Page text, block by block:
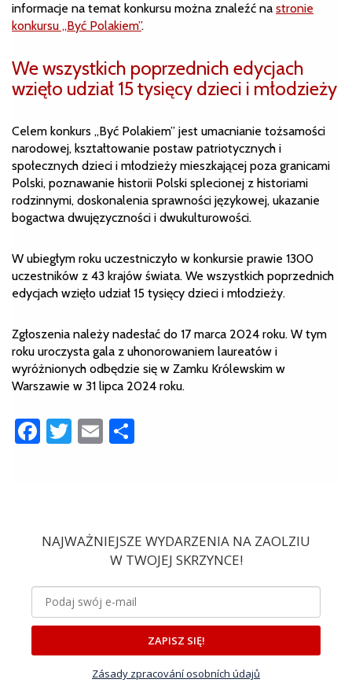
informacje na temat konkursu można znaleźć na stronie
konkursu „Być Polakiem”.
We wszystkich poprzednich edycjach
wzięło udział 15 tysięcy dzieci i młodzieży
Celem konkurs „Być Polakiem” jest umacnianie tożsamości
narodowej, kształtowanie postaw patriotycznych i
społecznych dzieci i młodzieży mieszkającej poza granicami
Polski, poznawanie historii Polski splecionej z historiami
rodzinnymi, doskonalenia sprawności językowej, ukazanie
bogactwa dwujęzyczności i dwukulturowości.
W ubiegłym roku uczestniczyło w konkursie prawie 1300
uczestników z 43 krajów świata. We wszystkich poprzednich
edycjach wzięło udział 15 tysięcy dzieci i młodzieży.
Zgłoszenia należy nadesłać do 17 marca 2024 roku. W tym
roku uroczysta gala z uhonorowaniem laureatów i
wyróżnionych odbędzie się w Zamku Królewskim w
Warszawie w 31 lipca 2024 roku.
Facebook
Twitter
Email
NAJWAŻNIEJSZE WYDARZENIA NA ZAOLZIU
W TWOJEJ SKRZYNCE!
ZAPISZ SIĘ!
Zásady zpracování osobních údajů